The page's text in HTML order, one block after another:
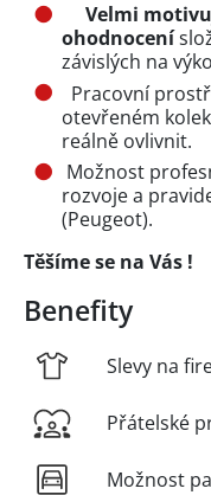
Velmi
ohodnocení
závislých na
Pracovní
otevřeném
reálně ovlivnit.
Možnost
rozvoje a
(Peugeot).
Těšíme se na Vás !
Benefity
Slevy na
Přátelské
Možnost